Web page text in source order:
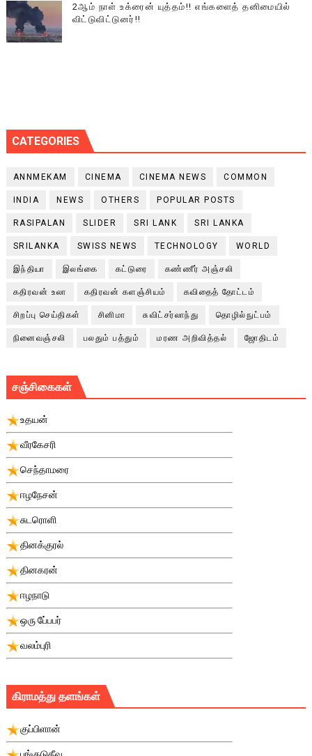
2ஆம் நாள் உக்ரைன் யுத்தம்!! எங்களைத் தனிமையில்
விட்டுவிட்டுனர்!!
CATEGORIES
ANNMEKAM CINEMA CINEMA NEWS COMMON
INDIA NEWS OTHERS POPULAR POSTS
RASIPALAN SLIDER SRI LANK SRI LANKA
SRILANKA SWISS NEWS TECHNOLOGY WORLD
இந்தியா இலங்கை கட்டுரை கண்ணீர் அஞ்சலி
கதிரவன் உலா கதிரவன் களஞ்சியம் கவிதைத் தோட்டம்
சிறப்பு செய்திகள் சினிமா சுவிட்சர்லாந்து தொழில்நுட்பம்
நினைவஞ்சலி பலதும் பத்தும் மரண அறிவித்தல் ஜோதிடம்
சஞ்சிகைகள்
உதயன்
வீரகேசரி
செந்தாமரை
ஈழநேசன்
சுடரொளி
தினக்குரல்
தினகரன்
ஈழநாடு
ஒரு பே்பபர்
வலம்புரி
கிராமத்து தளங்கள்
குப்பிளான்
புங்குடுதீவு